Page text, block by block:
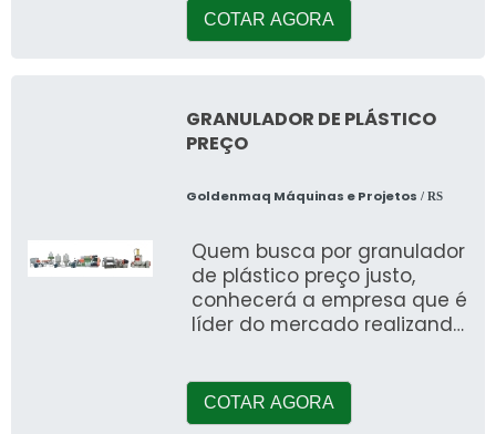
precisão.
COTAR AGORA
GRANULADOR DE PLÁSTICO
PREÇO
Goldenmaq Máquinas e Projetos / RS
Quem busca por granulador
de plástico preço justo,
conhecerá a empresa que é
líder do mercado realizando
COTAR AGORA